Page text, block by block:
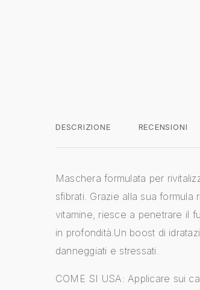
DESCRIZIONE RECENSIONI
Maschera formulata per
sfibrati. Grazie alla sua formula
vitamine, riesce a penetrare il
in profondità.Un boost di
danneggiati e stressati.
COME SI USA: Applicare sui